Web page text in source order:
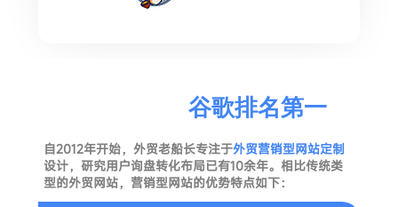
谷歌排名第一
自2012年开始，外贸老船长专注于外贸营销型网站定制
设计，研究用户询盘转化布局已有10余年。相比传统类
型的外贸网站，营销型网站的优势特点如下：